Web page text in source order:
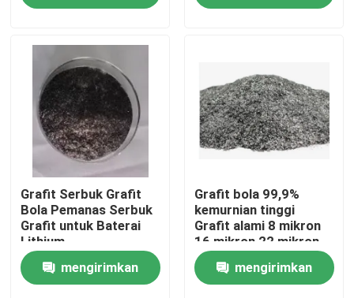
Produk
Tentang kami
Tur Pabrik
Kontrol kualitas
Hubungi kami
Grafit Serbuk Grafit
Bola Pemanas Serbuk
Grafit untuk Baterai
Lithium
mengirimkan
Grafit bola 99,9%
kemurnian tinggi
Grafit alami 8 mikron
16 mikron 22 mikron
untuk baterai lithium
mengirimkan